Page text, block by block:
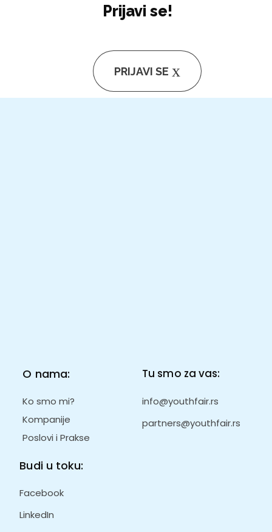
Prijavi se!
PRIJAVI SE
O nama:
Ko smo mi?
Kompanije
Poslovi i Prakse
Tu smo za vas:
info@youthfair.rs
partners@youthfair.rs
Budi u toku:
Facebook
LinkedIn